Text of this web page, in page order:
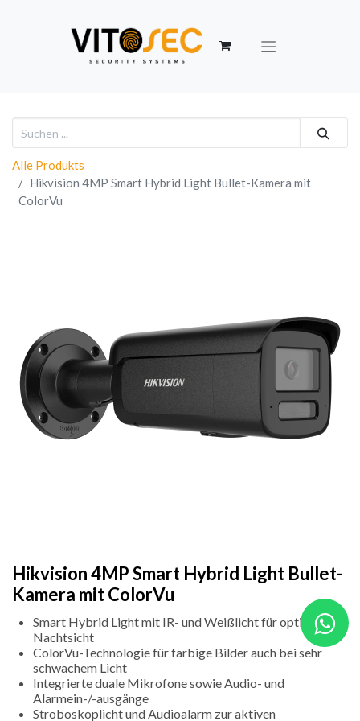
Alle Produkts
Hikvision 4MP Smart Hybrid Light Bullet-Kamera mit
ColorVu
Hikvision 4MP Smart Hybrid Light Bullet-
Kamera mit ColorVu
Smart Hybrid Light mit IR- und Weißlicht für optimale
Nachtsicht
ColorVu-Technologie für farbige Bilder auch bei sehr
schwachem Licht
Integrierte duale Mikrofone sowie Audio- und
Alarmein-/-ausgänge
Stroboskoplicht und Audioalarm zur aktiven